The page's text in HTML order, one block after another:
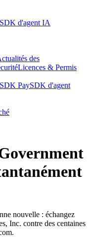
SDK d'agent IA
des
Licences & Permis
SDK PaySDK d'agent
nouvelle : échangez
Inc. contre des centaines